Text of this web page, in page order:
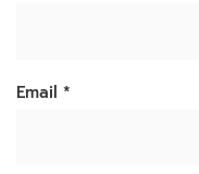
Email *